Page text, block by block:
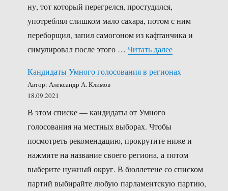
ну, тот который перегрелся, простудился,
употреблял слишком мало сахара, потом с ним
переборщил, запил самогоном из кафтанчика и
симулировал после этого …Читать далее««Там мы были
Кандидаты Умного голосования в регионах
Автор: Александр А. Климов
18.09.2021
В этом списке — кандидаты от Умного
голосования на местных выборах. Чтобы
посмотреть рекомендацию, прокрутите ниже и
нажмите на название своего региона, а потом
выберите нужный округ. В бюллетене со списком
партий выбирайте любую парламентскую партию,